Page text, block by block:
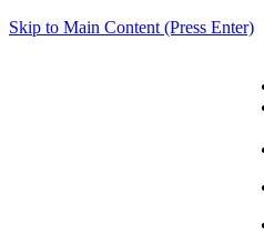
Skip to Main Content (Press Enter)